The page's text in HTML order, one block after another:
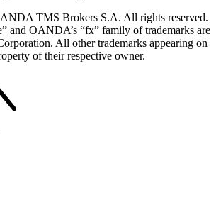
TMS Brokers S.A. All rights reserved.
and OANDA’s “fx” family of trademarks are
All other trademarks appearing on
of their respective owner.